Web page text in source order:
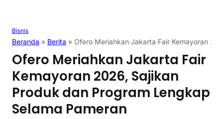
Bisnis
Beranda » Berita » Ofero Meriahkan Jakarta Fair Kemayoran
Ofero Meriahkan Jakarta Fair
Kemayoran 2026, Sajikan
Produk dan Program Lengkap
Selama Pameran